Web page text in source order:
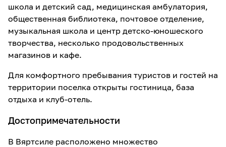
школа и детский сад, медицинская амбулатория,
общественная библиотека, почтовое отделение,
музыкальная школа и центр детско-юношеского
творчества, несколько продовольственных
магазинов и кафе.
Для комфортного пребывания туристов и гостей на
территории поселка открыты гостиница, база
отдыха и клуб-отель.
Достопримечательности
В Вяртсиле расположено множество